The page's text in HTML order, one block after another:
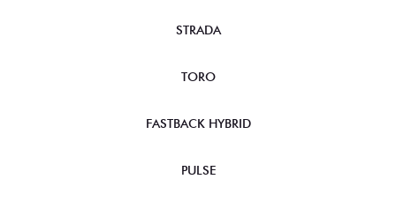
STRADA
TORO
FASTBACK HYBRID
PULSE